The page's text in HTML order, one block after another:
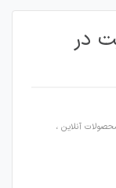
در
آنلاین ،